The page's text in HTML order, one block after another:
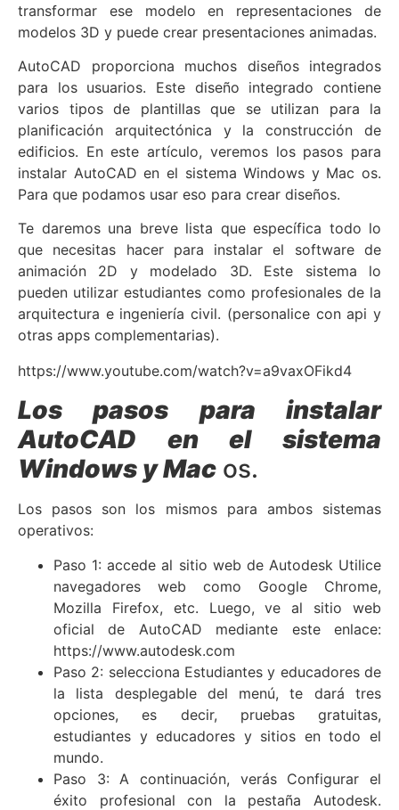
transformar ese modelo en representaciones de
modelos 3D y puede crear presentaciones animadas.
AutoCAD proporciona muchos diseños integrados
para los usuarios. Este diseño integrado contiene
varios tipos de plantillas que se utilizan para la
planificación arquitectónica y la construcción de
edificios. En este artículo, veremos los pasos para
instalar AutoCAD en el sistema Windows y Mac os.
Para que podamos usar eso para crear diseños.
Te daremos una breve lista que específica todo lo
que necesitas hacer para instalar el software de
animación 2D y modelado 3D. Este sistema lo
pueden utilizar estudiantes como profesionales de la
arquitectura e ingeniería civil. (personalice con api y
otras apps complementarias).
https://www.youtube.com/watch?v=a9vaxOFikd4
Los pasos para instalar
AutoCAD en el sistema
Windows y Mac os.
Los pasos son los mismos para ambos sistemas
operativos:
Paso 1: accede al sitio web de Autodesk Utilice
navegadores web como Google Chrome,
Mozilla Firefox, etc. Luego, ve al sitio web
oficial de AutoCAD mediante este enlace:
https://www.autodesk.com
Paso 2: selecciona Estudiantes y educadores de
la lista desplegable del menú, te dará tres
opciones, es decir, pruebas gratuitas,
estudiantes y educadores y sitios en todo el
mundo.
Paso 3: A continuación, verás Configurar el
éxito profesional con la pestaña Autodesk.